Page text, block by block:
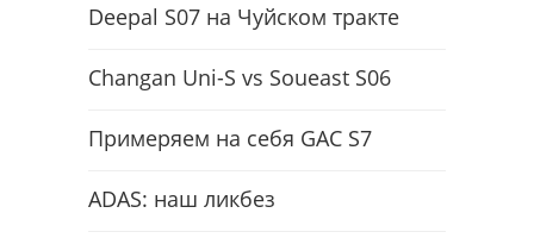
Deepal S07 на Чуйском тракте
Changan Uni-S vs Soueast S06
Примеряем на себя GAC S7
ADAS: наш ликбез